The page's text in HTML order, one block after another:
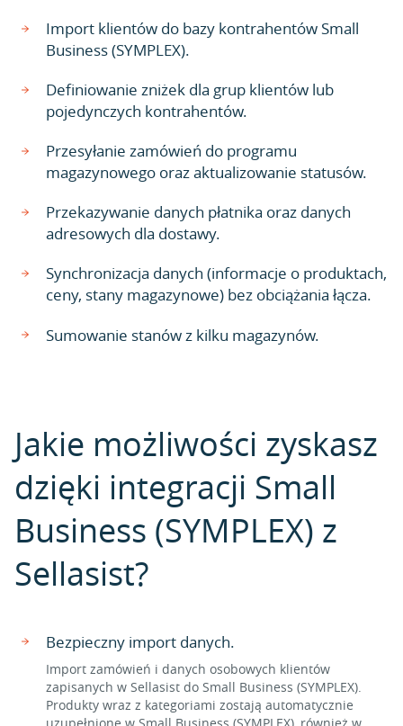
Import klientów do bazy kontrahentów Small
Business (SYMPLEX).
Definiowanie zniżek dla grup klientów lub
pojedynczych kontrahentów.
Przesyłanie zamówień do programu
magazynowego oraz aktualizowanie statusów.
Przekazywanie danych płatnika oraz danych
adresowych dla dostawy.
Synchronizacja danych (informacje o produktach,
ceny, stany magazynowe) bez obciążania łącza.
Sumowanie stanów z kilku magazynów.
Jakie możliwości zyskasz
dzięki integracji Small
Business (SYMPLEX) z
Sellasist?
Bezpieczny import danych.
Import zamówień i danych osobowych klientów
zapisanych w Sellasist do Small Business (SYMPLEX).
Produkty wraz z kategoriami zostają automatycznie